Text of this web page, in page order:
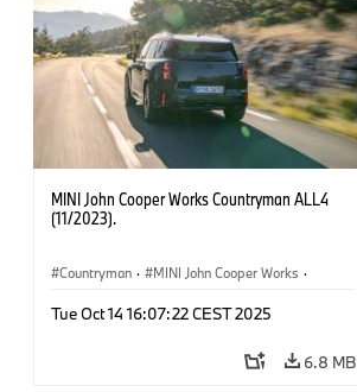
MINI John Cooper Works Countryman ALL4
(11/2023).
Countryman · MINI John Cooper Works ·
Tue Oct 14 16:07:22 CEST 2025
6.8 MB